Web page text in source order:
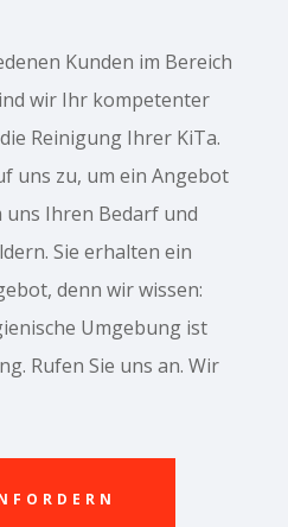
Kunden im Bereich
wir Ihr kompetenter
Reinigung Ihrer KiTa.
uns zu, um ein Angebot
Ihren Bedarf und
Sie erhalten ein
denn wir wissen:
Umgebung ist
Rufen Sie uns an. Wir